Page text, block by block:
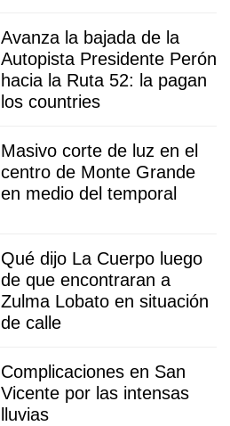
Avanza la bajada de la
Autopista Presidente Perón
hacia la Ruta 52: la pagan
los countries
Masivo corte de luz en el
centro de Monte Grande
en medio del temporal
Qué dijo La Cuerpo luego
de que encontraran a
Zulma Lobato en situación
de calle
Complicaciones en San
Vicente por las intensas
lluvias